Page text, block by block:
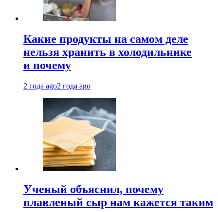
Какие продукты на самом деле
нельзя хранить в холодильнике
и почему
2 года ago2 года ago
Ученый объяснил, почему
плавленый сыр нам кажется таким